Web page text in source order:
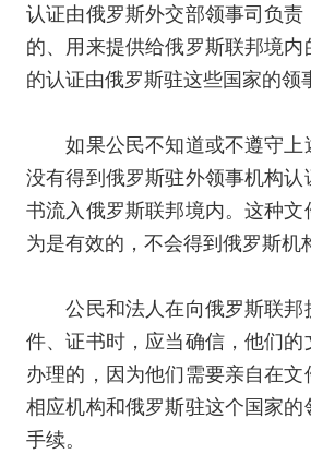
认证由俄罗斯外交部领事司负
的、用来提供给俄罗斯联邦境内
的认证由俄罗斯驻这些国家的领
如果公民不知道或不遵守上
没有得到俄罗斯驻外领事机构认
书流入俄罗斯联邦境内。这种文
为是有效的，不会得到俄罗斯机
公民和法人在向俄罗斯联邦
件、证书时，应当确信，他们的
办理的，因为他们需要亲自在文
相应机构和俄罗斯驻这个国家
手续。